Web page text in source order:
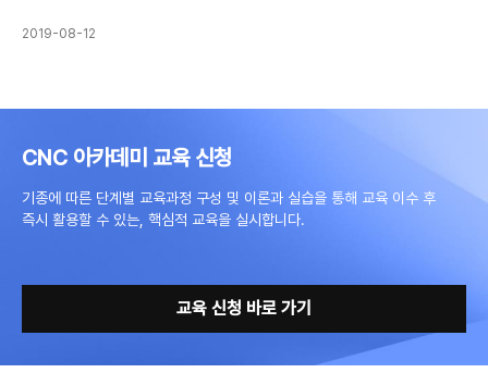
2019-08-12
CNC 아카데미 교육 신청
기종에 따른 단계별 교육과정 구성 및 이론과 실습을 통해 교육 이수 후
즉시 활용할 수 있는, 핵심적 교육을 실시합니다.
교육 신청 바로 가기